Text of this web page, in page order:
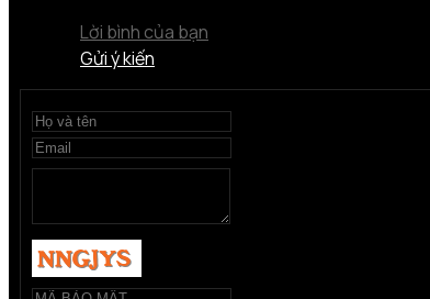
Lời bình của bạn
Gửi ý kiến